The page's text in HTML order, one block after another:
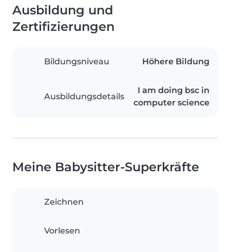
Ausbildung und
Zertifizierungen
Bildungsniveau Höhere Bildung
Ausbildungsdetails
I am doing bsc in
computer science
Meine Babysitter-Superkräfte
Zeichnen
Vorlesen